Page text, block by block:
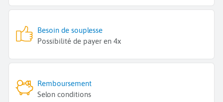
Besoin de souplesse
Possibilité de payer en 4x
Remboursement
Selon conditions